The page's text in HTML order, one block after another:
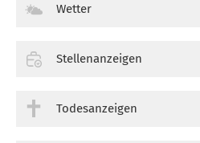
Wetter
Stellenanzeigen
Todesanzeigen